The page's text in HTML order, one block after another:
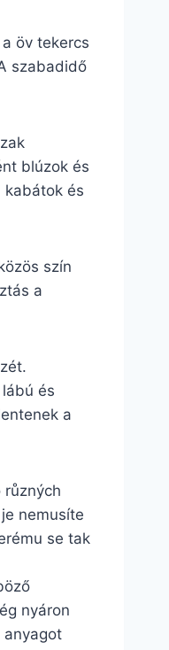
öv tekercs
szabadidő
blúzok és
kabátok és
szín
a
és
a
různých
nemusíte
se tak
nyáron
anyagot